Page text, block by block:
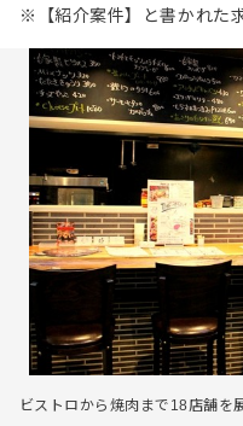
※【紹介案件】と書かれた
ビストロから焼肉まで18店舗を